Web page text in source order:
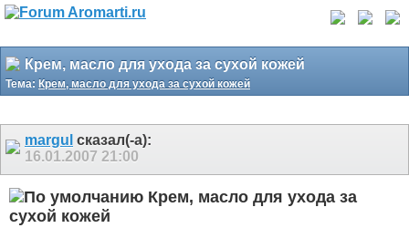
Крем, масло для ухода за сухой кожей
Тема: Крем, масло для ухода за сухой кожей
margul сказал(-а):
16.01.2007 21:00
Крем, масло для ухода за
сухой кожей